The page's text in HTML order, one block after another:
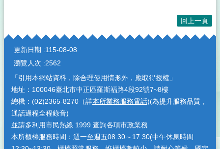
回上一頁
:::
更新日期
115-08-08
瀏覽人次
2562
「引用本網站資料，除合理使用情形外，應取得授權」
地址：100046臺北市中正區羅斯福路4段92號7~8樓
總機：(02)2365-8270（詳本所業務服務電話)(為提升服務品質，
通話過程全程錄音)
並請多利用市民熱線 1999 查詢各項市政業務
本所櫃檯服務時間：週一至週五08:30～17:30(中午休息時間